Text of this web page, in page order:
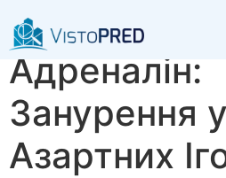
Віртуальний
Адреналін:
Занурення
Азартних